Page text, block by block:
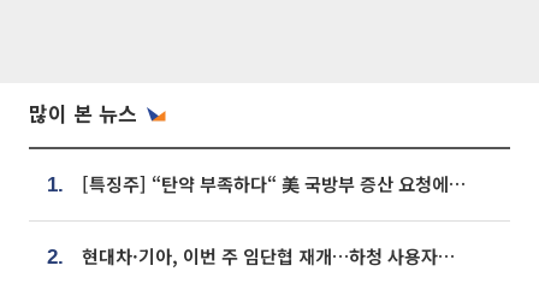
많이 본 뉴스
1. [특징주] “탄약 부족하다“ 美 국방부 증산 요청에⋯국내 방산주 급등세
2. 현대차·기아, 이번 주 임단협 재개…하청 사용자성 재심도 ‘변수’